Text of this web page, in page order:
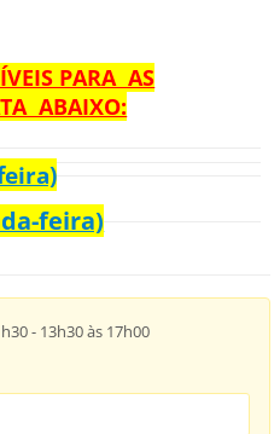
PARA AS
ABAIXO:
feira)
- 13h30 às 17h00